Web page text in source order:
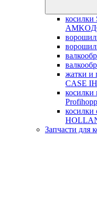
косилки
жатки и
CASE
Запчасти для